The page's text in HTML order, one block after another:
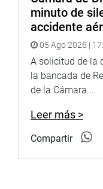
internos de Centro
OFICINA DE
minuto de
accidente
05 Ago 2026 |
A solicitud de la
la bancada de
de la Cámara...
Leer más >
Compartir